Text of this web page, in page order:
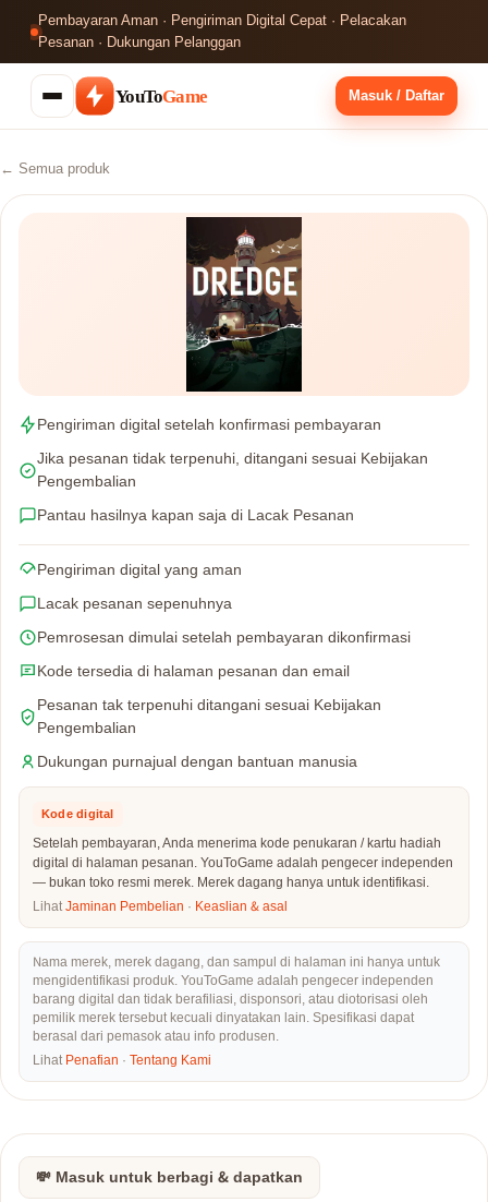
Pembayaran Aman · Pengiriman Digital Cepat · Pelacakan
Pesanan · Dukungan Pelanggan
YouToGame Masuk / Daftar
← Semua produk
Pengiriman digital setelah konfirmasi pembayaran
Jika pesanan tidak terpenuhi, ditangani sesuai Kebijakan
Pengembalian
Pantau hasilnya kapan saja di Lacak Pesanan
Pengiriman digital yang aman
Lacak pesanan sepenuhnya
Pemrosesan dimulai setelah pembayaran dikonfirmasi
Kode tersedia di halaman pesanan dan email
Pesanan tak terpenuhi ditangani sesuai Kebijakan
Pengembalian
Dukungan purnajual dengan bantuan manusia
Kode digital
Setelah pembayaran, Anda menerima kode penukaran / kartu hadiah
digital di halaman pesanan. YouToGame adalah pengecer independen
— bukan toko resmi merek. Merek dagang hanya untuk identifikasi.
Lihat Jaminan Pembelian · Keaslian & asal
Nama merek, merek dagang, dan sampul di halaman ini hanya untuk
mengidentifikasi produk. YouToGame adalah pengecer independen
barang digital dan tidak berafiliasi, disponsori, atau diotorisasi oleh
pemilik merek tersebut kecuali dinyatakan lain. Spesifikasi dapat
berasal dari pemasok atau info produsen.
Lihat Penafian · Tentang Kami
💸 Masuk untuk berbagi & dapatkan